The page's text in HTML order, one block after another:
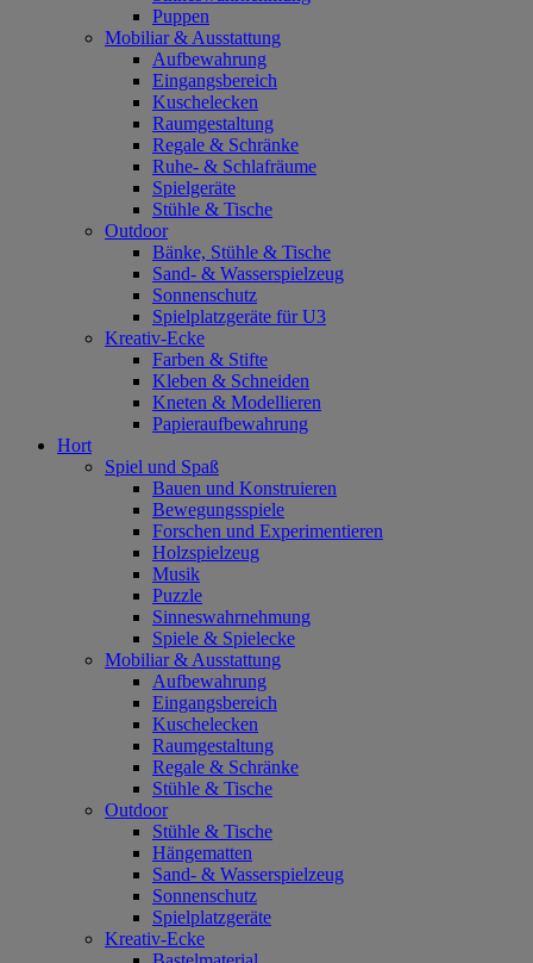
Puppen
Mobiliar & Ausstattung
Aufbewahrung
Eingangsbereich
Kuschelecken
Raumgestaltung
Regale & Schränke
Ruhe- & Schlafräume
Spielgeräte
Stühle & Tische
Outdoor
Bänke, Stühle & Tische
Sand- & Wasserspielzeug
Sonnenschutz
Spielplatzgeräte für U3
Kreativ-Ecke
Farben & Stifte
Kleben & Schneiden
Kneten & Modellieren
Papieraufbewahrung
Hort
Spiel und Spaß
Bauen und Konstruieren
Bewegungsspiele
Forschen und Experimentieren
Holzspielzeug
Musik
Puzzle
Sinneswahrnehmung
Spiele & Spielecke
Mobiliar & Ausstattung
Aufbewahrung
Eingangsbereich
Kuschelecken
Raumgestaltung
Regale & Schränke
Stühle & Tische
Outdoor
Stühle & Tische
Hängematten
Sand- & Wasserspielzeug
Sonnenschutz
Spielplatzgeräte
Kreativ-Ecke